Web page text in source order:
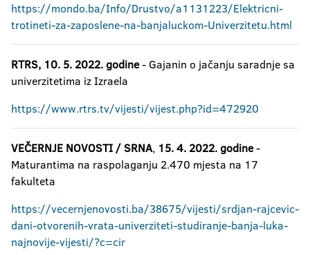
https://mondo.ba/Info/Drustvo/a1131223/Elektricni-
trotineti-za-zaposlene-na-banjaluckom-Univerzitetu.html
RTRS, 10. 5. 2022. godine- Gajanin o jačanju saradnje sa
univerzitetima iz Izraela
https://www.rtrs.tv/vijesti/vijest.php?id=472920
VEČERNJE NOVOSTI / SRNA, 15. 4. 2022. godine-
Maturantima na raspolaganju 2.470 mjesta na 17
fakulteta
https://vecernjenovosti.ba/38675/vijesti/srdjan-rajcevic-
dani-otvorenih-vrata-univerziteti-studiranje-banja-luka-
najnovije-vijesti/?c=cir